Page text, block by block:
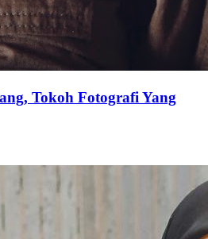
Tokoh Fotografi Yang